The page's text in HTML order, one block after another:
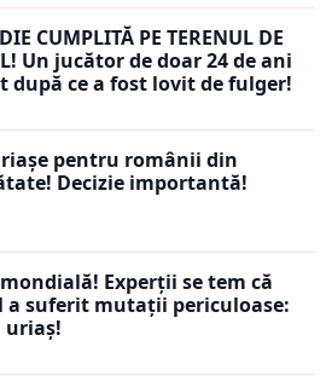
CUMPLITĂ PE TERENUL DE
Un jucător de doar 24 de ani
după ce a fost lovit de fulger!
pentru românii din
Decizie importantă!
Experții se tem că
a suferit mutații periculoase:
uriaș!